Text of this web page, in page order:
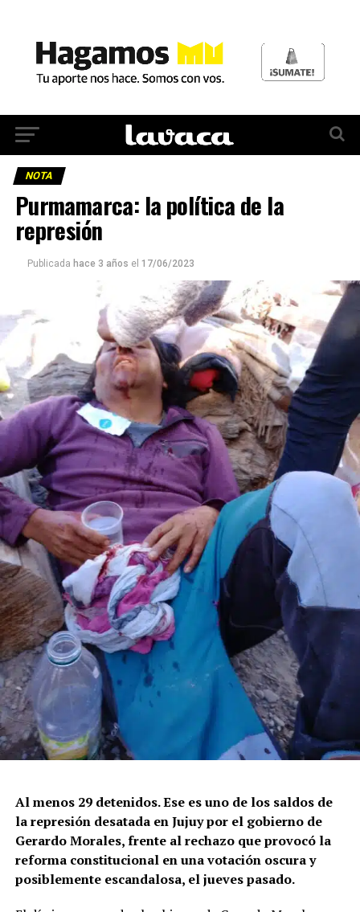
NOTA
Purmamarca: la política de la
represión
Publicada hace 3 años el 17/06/2023
Al menos 29 detenidos. Ese es uno de los saldos de
la represión desatada en Jujuy por el gobierno de
Gerardo Morales, frente al rechazo que provocó la
reforma constitucional en una votación oscura y
posiblemente escandalosa, el jueves pasado.